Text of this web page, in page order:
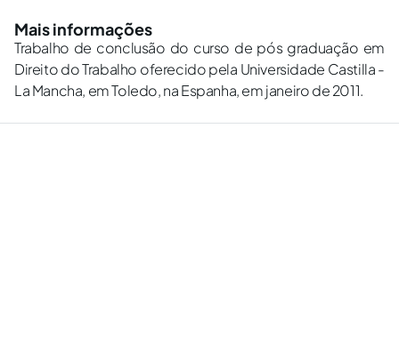
Mais informações
Trabalho de conclusão do curso de pós graduação em
Direito do Trabalho oferecido pela Universidade Castilla -
La Mancha, em Toledo, na Espanha, em janeiro de 2011.